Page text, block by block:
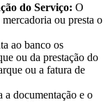
do Serviço: O
ou presta o
ao banco os
ou da prestação do
ou a fatura de
a documentação e o